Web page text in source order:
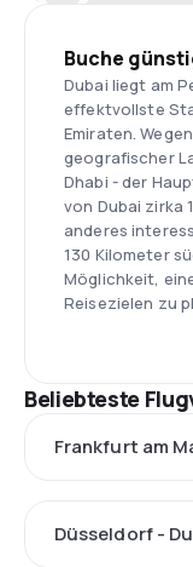
Buche
Dubai liegt am
effektvollste
Emiraten.
geografischer
Dhabi - der
von Dubai zirka
anderes
130 Kilometer
Möglichkeit,
Reisezielen zu
Beliebteste
Frankfurt am
Düsseldorf -